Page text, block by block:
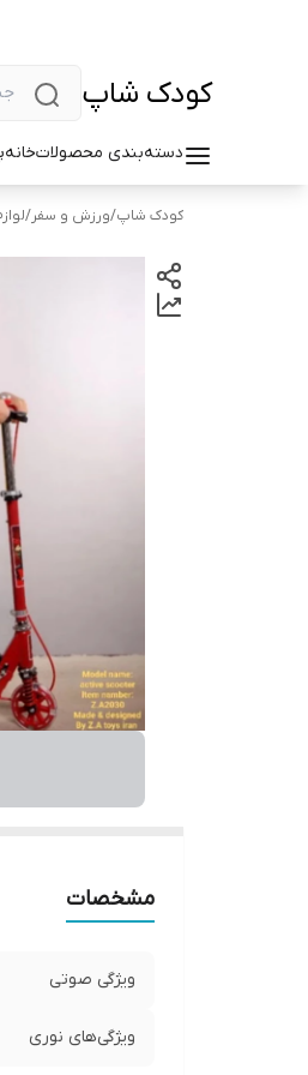
کودک شاپ
دسته‌بندی محصولاتخانه
کودک شاپ/ورزش و سفر/
مشخصات
ویژگی صوتی
ویژگی‌های نوری